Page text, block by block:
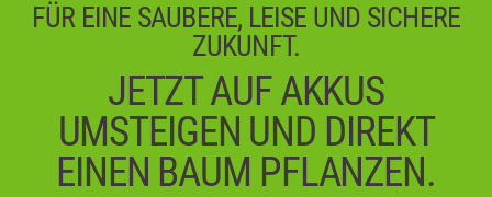
FÜR EINE SAUBERE, LEISE UND SICHERE
ZUKUNFT.
JETZT AUF AKKUS
UMSTEIGEN UND DIREKT
EINEN BAUM PFLANZEN.